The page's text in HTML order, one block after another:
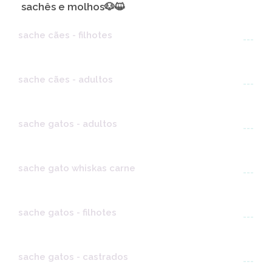
sachês e molhos🐶😺
sache cães - filhotes ---
sache cães - adultos ---
sache gatos - adultos ---
sache gato whiskas carne ---
sache gatos - filhotes ---
sache gatos - castrados ---